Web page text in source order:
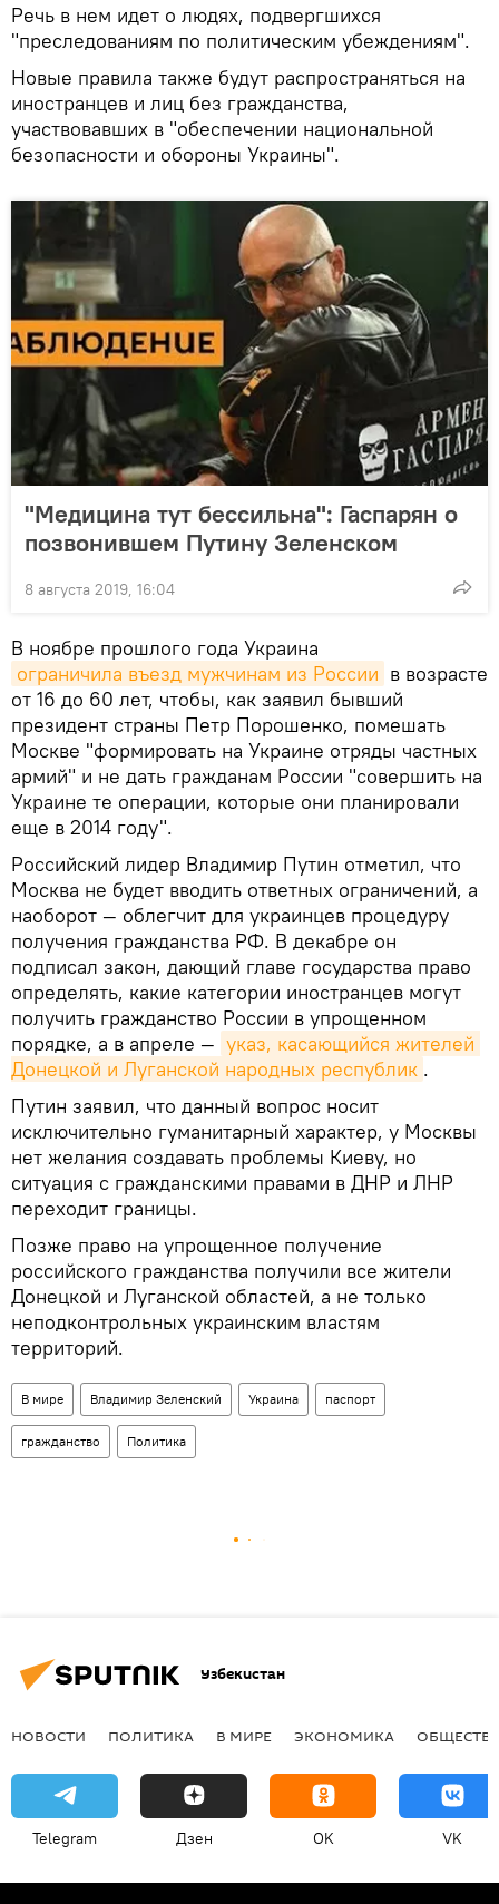
Речь в нем идет о людях, подвергшихся
"преследованиям по политическим убеждениям".
Новые правила также будут распространяться на
иностранцев и лиц без гражданства,
участвовавших в "обеспечении национальной
безопасности и обороны Украины".
"Медицина тут бессильна": Гаспарян о
позвонившем Путину Зеленском
8 августа 2019, 16:04
В ноябре прошлого года Украина
ограничила въезд мужчинам из России в возрасте
от 16 до 60 лет, чтобы, как заявил бывший
президент страны Петр Порошенко, помешать
Москве "формировать на Украине отряды частных
армий" и не дать гражданам России "совершить на
Украине те операции, которые они планировали
еще в 2014 году".
Российский лидер Владимир Путин отметил, что
Москва не будет вводить ответных ограничений, а
наоборот — облегчит для украинцев процедуру
получения гражданства РФ. В декабре он
подписал закон, дающий главе государства право
определять, какие категории иностранцев могут
получить гражданство России в упрощенном
порядке, а в апреле — указ, касающийся жителей
Донецкой и Луганской народных республик .
Путин заявил, что данный вопрос носит
исключительно гуманитарный характер, у Москвы
нет желания создавать проблемы Киеву, но
ситуация с гражданскими правами в ДНР и ЛНР
переходит границы.
Позже право на упрощенное получение
российского гражданства получили все жители
Донецкой и Луганской областей, а не только
неподконтрольных украинским властям
территорий.
В мире Владимир Зеленский Украина паспорт
гражданство Политика
Узбекистан
НОВОСТИ ПОЛИТИКА В МИРЕ ЭКОНОМИКА
Telegram Дзен OK VK